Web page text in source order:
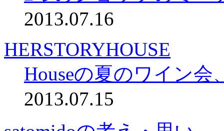
2013.07.16
HERSTORYHOUSE
Houseの夏のワイン
2013.07.15